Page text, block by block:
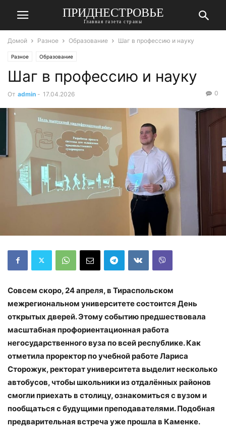
ПРИДНЕСТРОВЬЕ
Главная газета страны
Домой Разное Образование Шаг в профессию и науку
Разное Образование
Шаг в профессию и науку
От admin - 17.04.2026 0
Совсем скоро, 24 апреля, в Тираспольском
межрегиональном университете состоится День
открытых дверей. Этому событию предшествовала
масштабная профориентационная работа
негосударственного вуза по всей республике. Как
отметила проректор по учебной работе Лариса
Сторожук, ректорат университета выделит несколько
автобусов, чтобы школьники из отдалённых районов
смогли приехать в столицу, ознакомиться с вузом и
пообщаться с будущими преподавателями. Подобная
предварительная встреча уже прошла в Каменке.